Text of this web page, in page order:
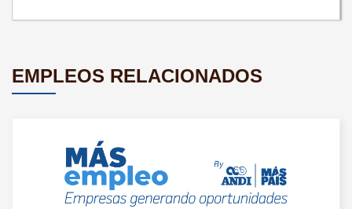
EMPLEOS RELACIONADOS